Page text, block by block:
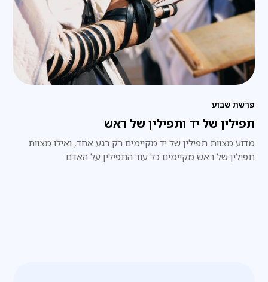
פרשת שבוע
תפילין של יד ותפילין של ראש
מדוע מצוות תפילין של יד מקיימים רק רגע אחד, ואילו מצוות
תפילין של ראש מקיימים כל עוד התפילין על האדם